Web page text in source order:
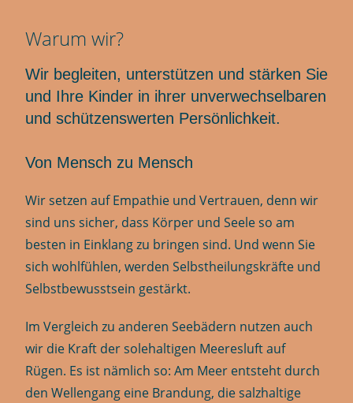
Warum wir?
Wir begleiten, unterstützen und stärken Sie
und Ihre Kinder in ihrer unverwechselbaren
und schützenswerten Persönlichkeit.
Von Mensch zu Mensch
Wir setzen auf Empathie und Vertrauen, denn wir
sind uns sicher, dass Körper und Seele so am
besten in Einklang zu bringen sind. Und wenn Sie
sich wohlfühlen, werden Selbstheilungskräfte und
Selbstbewusstsein gestärkt.
Im Vergleich zu anderen Seebädern nutzen auch
wir die Kraft der solehaltigen Meeresluft auf
Rügen. Es ist nämlich so: Am Meer entsteht durch
den Wellengang eine Brandung, die salzhaltige